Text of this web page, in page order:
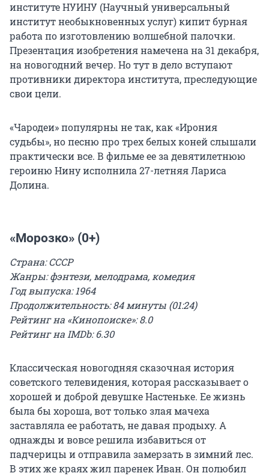
институте НУИНУ (Научный универсальный
институт необыкновенных услуг) кипит бурная
работа по изготовлению волшебной палочки.
Презентация изобретения намечена на 31 декабря,
на новогодний вечер. Но тут в дело вступают
противники директора института, преследующие
свои цели.
«Чародеи» популярны не так, как «Ирония
судьбы», но песню про трех белых коней слышали
практически все. В фильме ее за девятилетнюю
героиню Нину исполнила 27-летняя Лариса
Долина.
«Морозко» (0+)
Страна: СССР
Жанры: фэнтези, мелодрама, комедия
Год выпуска: 1964
Продолжительность: 84 минуты (01:24)
Рейтинг на «Кинопоиске»: 8.0
Рейтинг на IMDb: 6.30
Классическая новогодняя сказочная история
советского телевидения, которая рассказывает о
хорошей и доброй девушке Настеньке. Ее жизнь
была бы хороша, вот только злая мачеха
заставляла ее работать, не давая продыху. А
однажды и вовсе решила избавиться от
падчерицы и отправила замерзать в зимний лес.
В этих же краях жил паренек Иван. Он полюбил